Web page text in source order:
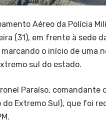
Aéreo da Polícia
(31), em frente à sede
marcando o início de uma
sul do estado.
Paraíso, comandante
Extremo Sul), que foi